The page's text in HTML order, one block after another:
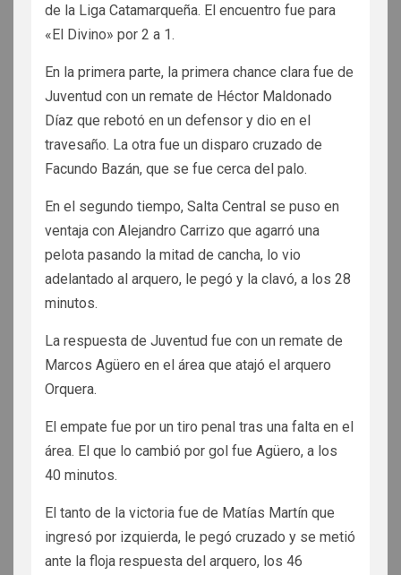
de la Liga Catamarqueña. El encuentro fue para
«El Divino» por 2 a 1.
En la primera parte, la primera chance clara fue de
Juventud con un remate de Héctor Maldonado
Díaz que rebotó en un defensor y dio en el
travesaño. La otra fue un disparo cruzado de
Facundo Bazán, que se fue cerca del palo.
En el segundo tiempo, Salta Central se puso en
ventaja con Alejandro Carrizo que agarró una
pelota pasando la mitad de cancha, lo vio
adelantado al arquero, le pegó y la clavó, a los 28
minutos.
La respuesta de Juventud fue con un remate de
Marcos Agüero en el área que atajó el arquero
Orquera.
El empate fue por un tiro penal tras una falta en el
área. El que lo cambió por gol fue Agüero, a los
40 minutos.
El tanto de la victoria fue de Matías Martín que
ingresó por izquierda, le pegó cruzado y se metió
ante la floja respuesta del arquero, los 46